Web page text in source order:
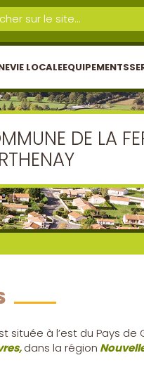
VIE LOCALEEQUIPEMENTS
DE LA
située à l’est du Pays de
dans la région